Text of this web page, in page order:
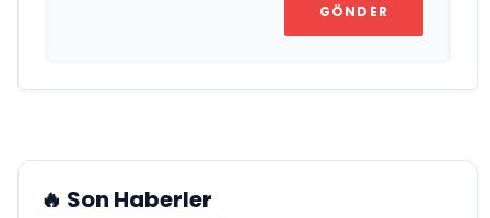
GÖNDER
🔥 Son Haberler